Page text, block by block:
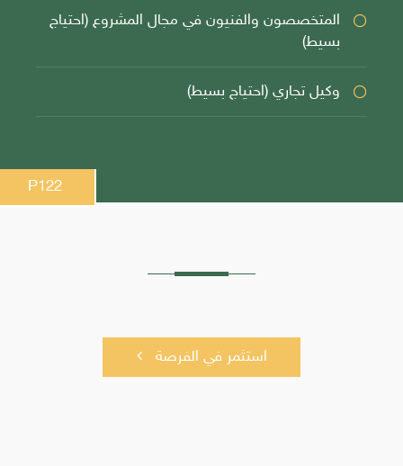
P122
المتخصصون والفنيون في مجال المشروع (احتياج
بسيط)
وكيل تجاري (احتياج بسيط)
استثمر في الفرصة